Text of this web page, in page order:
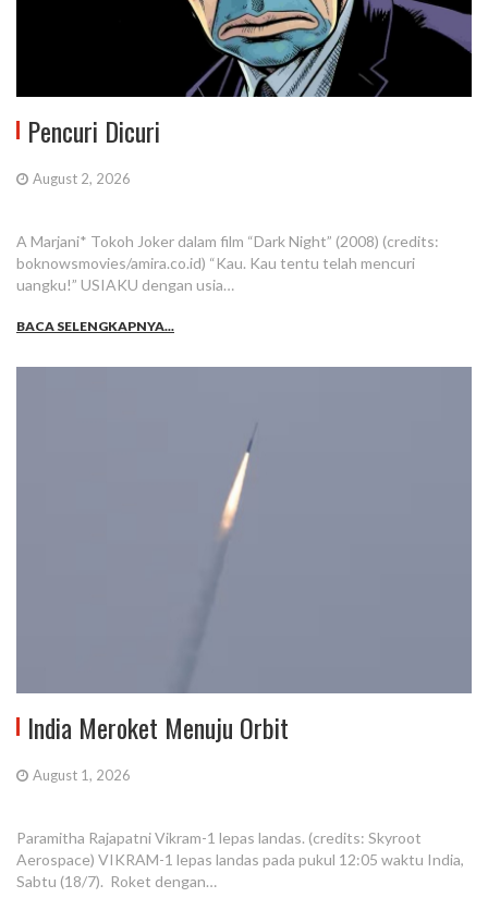
Pencuri Dicuri
August 2, 2026
A Marjani* Tokoh Joker dalam film “Dark Night” (2008) (credits:
boknowsmovies/amira.co.id) “Kau. Kau tentu telah mencuri
uangku!” USIAKU dengan usia…
BACA SELENGKAPNYA...
India Meroket Menuju Orbit
August 1, 2026
Paramitha Rajapatni Vikram-1 lepas landas. (credits: Skyroot
Aerospace) VIKRAM-1 lepas landas pada pukul 12:05 waktu India,
Sabtu (18/7). Roket dengan…